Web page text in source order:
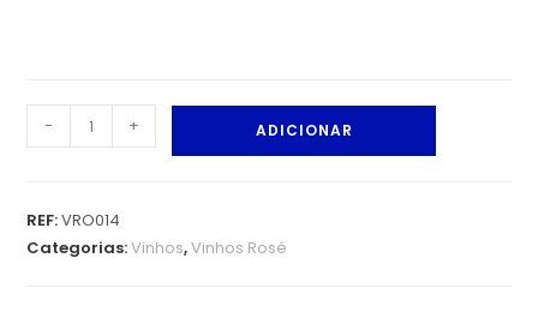
- + ADICIONAR
REF:VRO014
Categorias:Vinhos,Vinhos Rosé